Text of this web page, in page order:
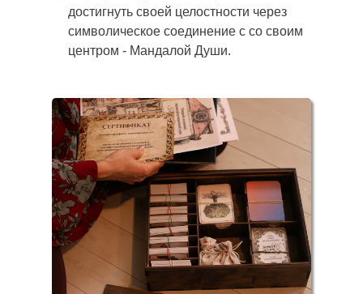
достигнуть своей целостности через
символическое соединение с со своим
центром - Мандалой Души.